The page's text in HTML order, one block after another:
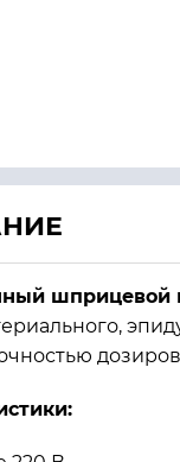
шприцевой